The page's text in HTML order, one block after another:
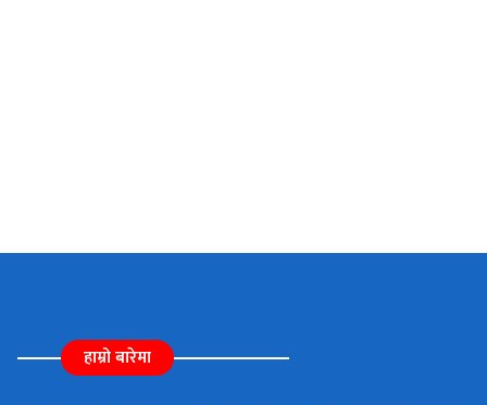
हाम्रो बारेमा